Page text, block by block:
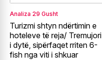
Analiza 29 Gusht
Turizmi shtyn ndërtimin e
hoteleve të reja/ Tremujori
i dytë, sipërfaqet rriten 6-
fish nga viti i shkuar